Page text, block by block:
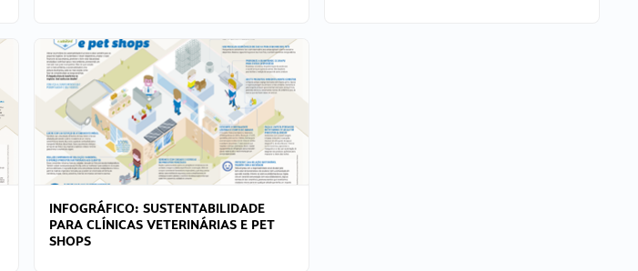
INFOGRÁFICO: SUSTENTABILIDADE
PARA CLÍNICAS VETERINÁRIAS E PET
SHOPS